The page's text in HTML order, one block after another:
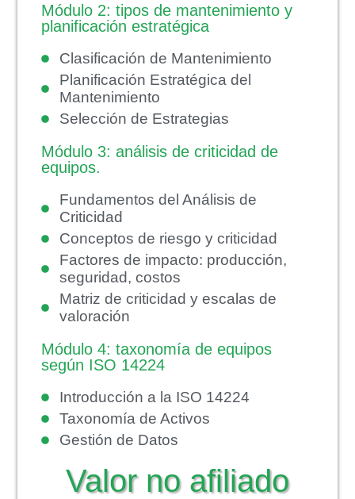
Módulo 2: tipos de mantenimiento y
planificación estratégica
Clasificación de Mantenimiento
Planificación Estratégica del
Mantenimiento
Selección de Estrategias
Módulo 3: análisis de criticidad de
equipos.
Fundamentos del Análisis de
Criticidad
Conceptos de riesgo y criticidad
Factores de impacto: producción,
seguridad, costos
Matriz de criticidad y escalas de
valoración
Módulo 4: taxonomía de equipos
según ISO 14224
Introducción a la ISO 14224
Taxonomía de Activos
Gestión de Datos
Valor no afiliado